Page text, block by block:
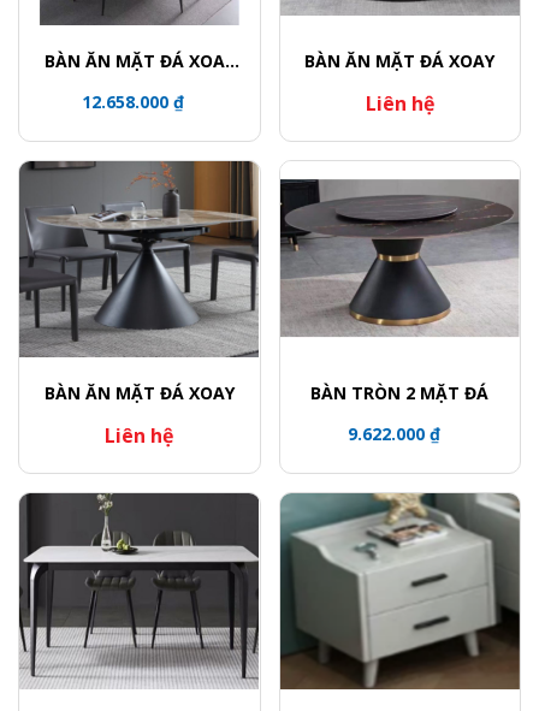
BÀN ĂN MẶT ĐÁ XOAY
TRỤ VIỀN VÀNG
12.658.000 ₫
BÀN ĂN MẶT ĐÁ XOAY
Liên hệ
BÀN ĂN MẶT ĐÁ XOAY
Liên hệ
BÀN TRÒN 2 MẶT ĐÁ
9.622.000 ₫